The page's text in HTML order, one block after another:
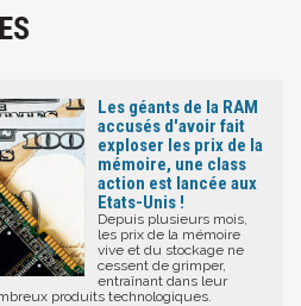
Les géants de la RAM
accusés d'avoir fait
exploser les prix de la
mémoire, une class
action est lancée aux
Etats-Unis !
Depuis plusieurs mois,
les prix de la mémoire
vive et du stockage ne
cessent de grimper,
entraînant dans leur
produits technologiques.